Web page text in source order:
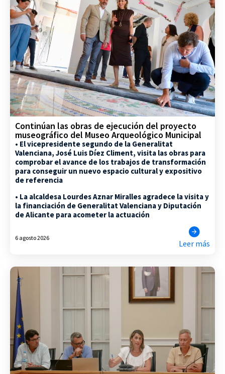
Continúan las obras de ejecución del proyecto
museográfico del Museo Arqueológico Municipal
• El vicepresidente segundo de la Generalitat
Valenciana, José Luis Díez Climent, visita las obras para
comprobar el avance de los trabajos de transformación
para conseguir un nuevo espacio cultural y expositivo
de referencia
• La alcaldesa Lourdes Aznar Miralles agradece la visita y
la financiación de Generalitat Valenciana y Diputación
de Alicante para acometer la actuación
6 agosto 2026
Leer más